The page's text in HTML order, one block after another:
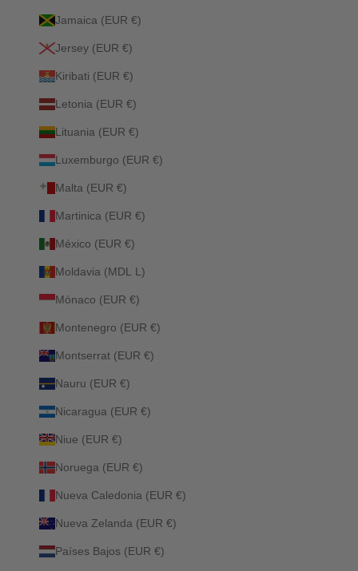
Jamaica (EUR €)
Jersey (EUR €)
Kiribati (EUR €)
Letonia (EUR €)
Lituania (EUR €)
Luxemburgo (EUR €)
Malta (EUR €)
Martinica (EUR €)
México (EUR €)
Moldavia (MDL L)
Mónaco (EUR €)
Montenegro (EUR €)
Montserrat (EUR €)
Nauru (EUR €)
Nicaragua (EUR €)
Niue (EUR €)
Noruega (EUR €)
Nueva Caledonia (EUR €)
Nueva Zelanda (EUR €)
Países Bajos (EUR €)